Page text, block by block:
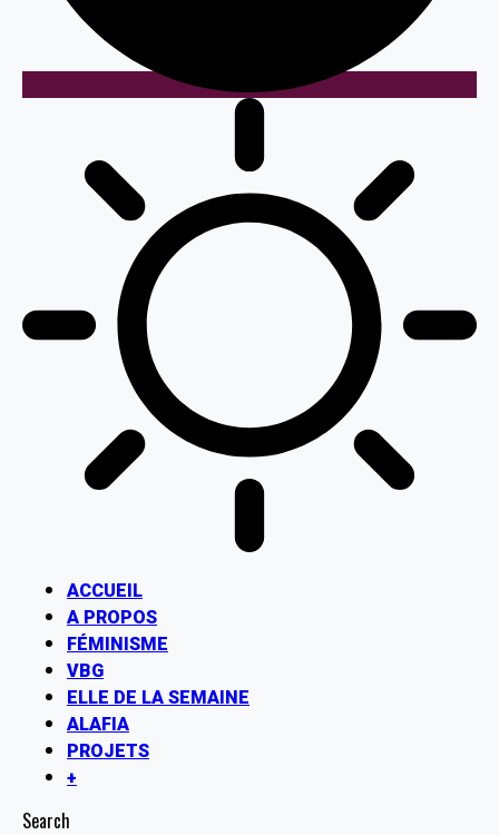
ACCUEIL
A PROPOS
FÉMINISME
VBG
ELLE DE LA SEMAINE
ALAFIA
PROJETS
+
Search